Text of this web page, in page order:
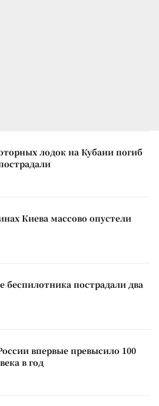
лодок на Кубани погиб
Киева массово опустели
беспилотника пострадали два
впервые превысило 100
в год